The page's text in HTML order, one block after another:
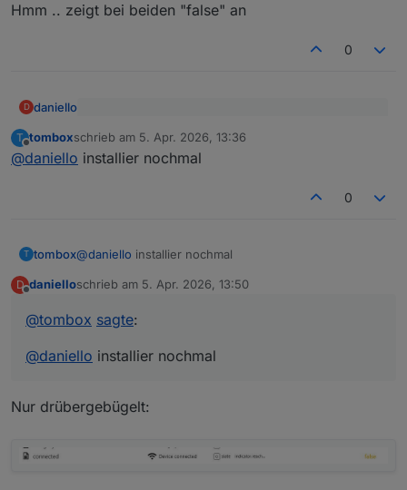
Hmm .. zeigt bei beiden "false" an
0
D daniello
@danielloGitHub version hat das jetzt
Hmm .. zeigt bei beiden "false" an
T
Offline
tomboxschrieb am 5. Apr. 2026, 13:36
zuletzt editiert von
@daniello installier nochmal
0
T tombox@daniello installier nochmal
D danielloschrieb am 5. Apr. 2026, 13:50
zuletzt editiert von
@tombox sagte:
@daniello installier nochmal
Nur drübergebügelt: